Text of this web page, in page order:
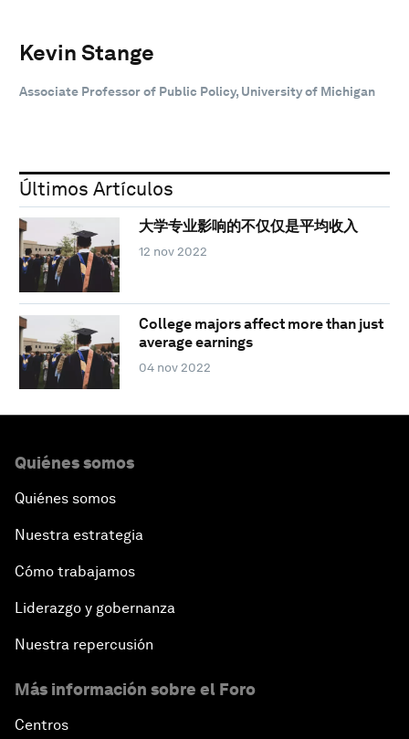
Kevin Stange
Associate Professor of Public Policy, University of Michigan
Últimos Artículos
大学专业影响的不仅仅是平均收入
12 nov 2022
College majors affect more than just
average earnings
04 nov 2022
Quiénes somos
Quiénes somos
Nuestra estrategia
Cómo trabajamos
Liderazgo y gobernanza
Nuestra repercusión
Más información sobre el Foro
Centros